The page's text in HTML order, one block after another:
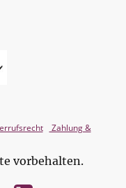
Zahlung &
vorbehalten.